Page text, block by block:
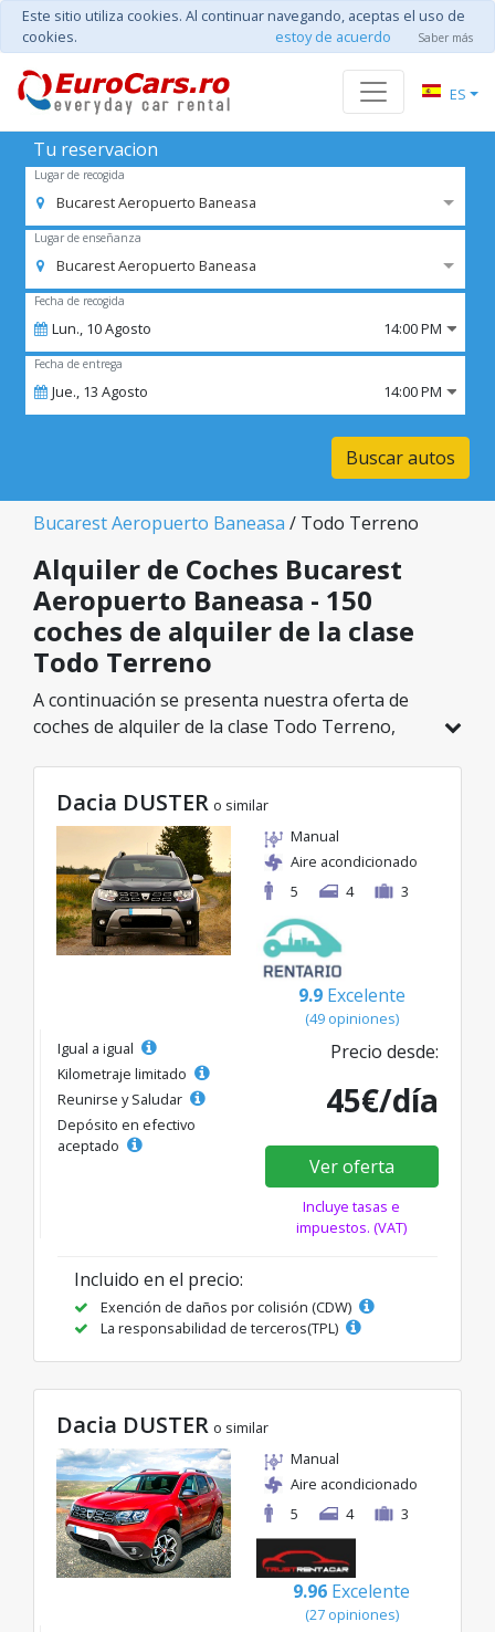
Este sitio utiliza cookies. Al continuar navegando, aceptas el uso de
cookies.
estoy de acuerdo Saber más
ES
Tu reservacion
Lugar de recogida
Bucarest Aeropuerto Baneasa
Lugar de enseñanza
Bucarest Aeropuerto Baneasa
Fecha de recogida
Lun., 10Agosto 14:00 PM
Fecha de entrega
Jue., 13 Agosto 14:00 PM
Buscar autos
Bucarest Aeropuerto Baneasa / Todo Terreno
Alquiler de Coches Bucarest
Aeropuerto Baneasa - 150
coches de alquiler de la clase
Todo Terreno
A continuación se presenta nuestra oferta de
coches de alquiler de la clase Todo Terreno,
puedes elegir el modelo ideal de la categoría
seleccionada, con tarifas excelentes desde solo
29€/día.
Dacia DUSTER o similar
Manual
Aire acondicionado
5
4 3
9.9 Excelente
(49 opiniones)
Igual a igual
Kilometraje limitado
Reunirse y Saludar
Depósito en efectivo
aceptado
Precio desde:
45€/día
Ver oferta
Incluye tasas e
impuestos. (VAT)
Incluido en el precio:
Exención de daños por colisión (CDW)
La responsabilidad de terceros(TPL)
Dacia DUSTER o similar
Manual
Aire acondicionado
5
4 3
9.96 Excelente
(27 opiniones)